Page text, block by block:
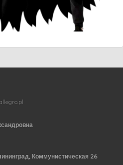
Коммунистическая 26